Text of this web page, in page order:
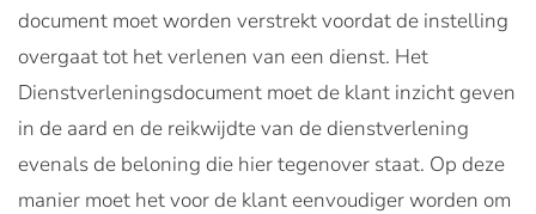
document moet worden verstrekt voordat de instelling
overgaat tot het verlenen van een dienst. Het
Dienstverleningsdocument moet de klant inzicht geven
in de aard en de reikwijdte van de dienstverlening
evenals de beloning die hier tegenover staat. Op deze
manier moet het voor de klant eenvoudiger worden om